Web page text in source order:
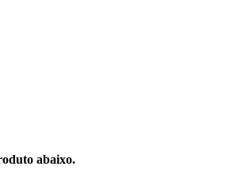
abaixo.